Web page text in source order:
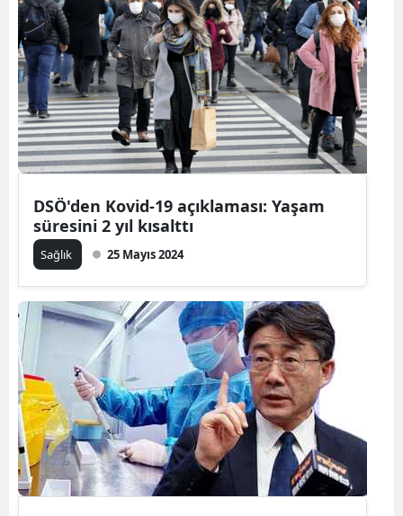
Samsun
Siirt
Sinop
Sivas
Tekirdağ
Tunceli
Şanlıurfa
Uşak
Yozgat
Zonguldak
DSÖ'den Kovid-19 açıklaması: Yaşam
süresini 2 yıl kısalttı
Sağlık 25 Mayıs 2024